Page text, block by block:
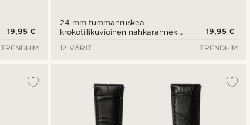
19,95 €
TRENDHIM
24 mm tummanruskea
krokotiilikuvioinen nahkaranneke
pikalukitus
19,95 €
12 VÄRIT
TRENDHIM